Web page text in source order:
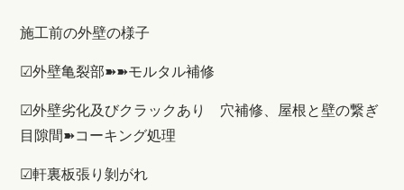
施工前の外壁の様子
☑外壁亀裂部➽➽モルタル補修
☑外壁劣化及びクラックあり 穴補修、屋根と壁の繋ぎ
目隙間➽コーキング処理
☑軒裏板張り剝がれ